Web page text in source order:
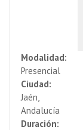
Modalidad:
Presencial
Ciudad:
Jaén,
Andalucía
Duración: